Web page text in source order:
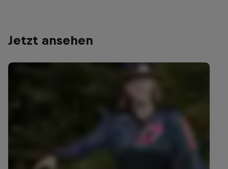
Jetzt ansehen